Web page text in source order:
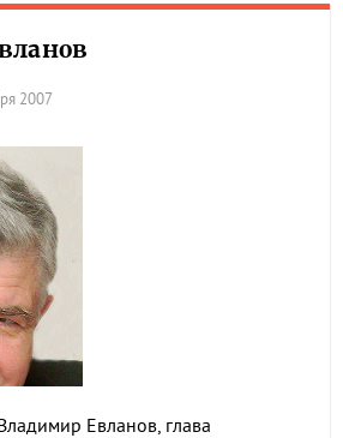
2007
Евланов, глава